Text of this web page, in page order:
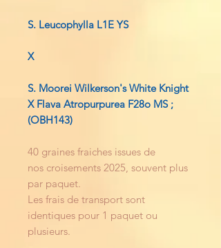
S. Leucophylla L1E YS
X
S. Moorei Wilkerson's White Knight
X Flava Atropurpurea F28o MS ;
(OBH143)
40 graines fraiches issues de
nos croisements 2025, souvent plus
par paquet.
Les frais de transport sont
identiques pour 1 paquet ou
plusieurs.